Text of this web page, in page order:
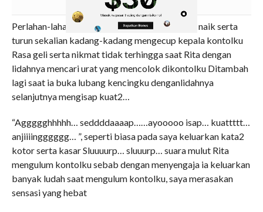
Perlahan-lahan Rita menjilati tangkai kontolku naik serta
turun sekalian kadang-kadang mengecup kepala kontolku
Rasa geli serta nikmat tidak terhingga saat Rita dengan
lidahnya mencari urat yang mencolok dikontolku Ditambah
lagi saat ia buka lubang kencingku denganlidahnya
selanjutnya mengisap kuat2…
“Aggggghhhhh… seddddaaaap……ayooooo isap… kuattttt…
anjiiiingggggg… ”, seperti biasa pada saya keluarkan kata2
kotor serta kasar Sluuuurp… sluuurp… suara mulut Rita
mengulum kontolku sebab dengan menyengaja ia keluarkan
banyak ludah saat mengulum kontolku, saya merasakan
sensasi yang hebat